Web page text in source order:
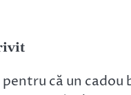
că un cadou